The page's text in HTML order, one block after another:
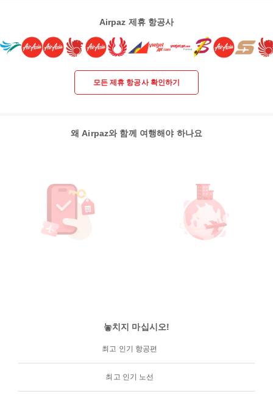
Airpaz 제휴 항공사
모든 제휴 항공사 확인하기
왜 Airpaz와 함께 여행해야 하나요
놓치지 마십시오!
최고 인기 항공편
최고 인기 노선